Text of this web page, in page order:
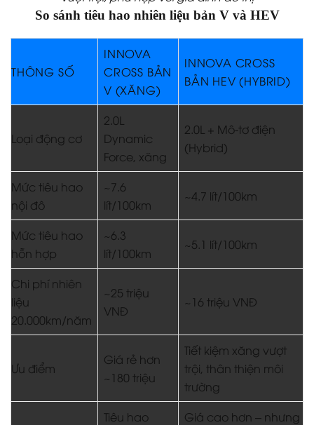
So sánh tiêu hao nhiên liệu bản V và HEV
THÔNG SỐ
INNOVA
CROSS BẢN
V (XĂNG)
INNOVA CROSS
BẢN HEV (HYBRID)
Loại động cơ
2.0L
Dynamic
Force, xăng
2.0L + Mô-tơ điện
(Hybrid)
Mức tiêu hao
nội đô
~7.6
lít/100km
~4.7 lít/100km
Mức tiêu hao
hỗn hợp
~6.3
lít/100km
~5.1 lít/100km
Chi phí nhiên
liệu
20.000km/năm
~25 triệu
VNĐ
~16 triệu VNĐ
Ưu điểm
Giá rẻ hơn
~180 triệu
Tiết kiệm xăng vượt
trội, thân thiện môi
trường
Tiêu hao
Giá cao hơn – nhưng